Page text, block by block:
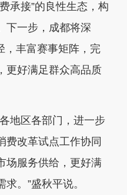
承接”的良性生态，构
下一步，成都将深
，丰富赛事矩阵，完
更好满足群众高品质
地区各部门，进一步
费改革试点工作协同
场服务供给，更好满
。”盛秋平说。